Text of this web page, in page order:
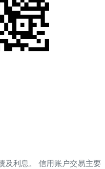
及利息。 信用账户交易主要